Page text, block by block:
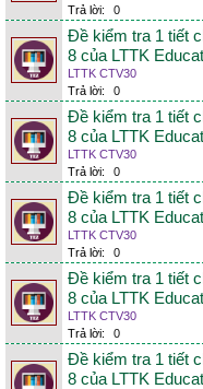
Trả lời:
0
Đề kiểm tra 1 tiết
8 của LTTK
LTTK CTV30
Trả lời:
0
Đề kiểm tra 1 tiết
8 của LTTK
LTTK CTV30
Trả lời:
0
Đề kiểm tra 1 tiết
8 của LTTK
LTTK CTV30
Trả lời:
0
Đề kiểm tra 1 tiết
8 của LTTK
LTTK CTV30
Trả lời:
0
Đề kiểm tra 1 tiết
8 của LTTK